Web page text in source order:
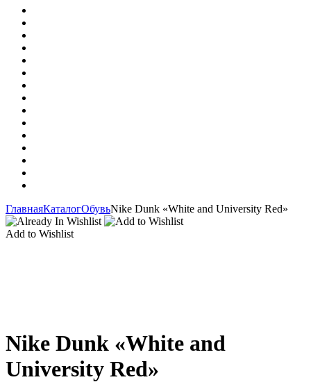
ГлавнаяКаталогОбувьNike Dunk «White and University Red»
Add to Wishlist
Nike Dunk «White and
University Red»